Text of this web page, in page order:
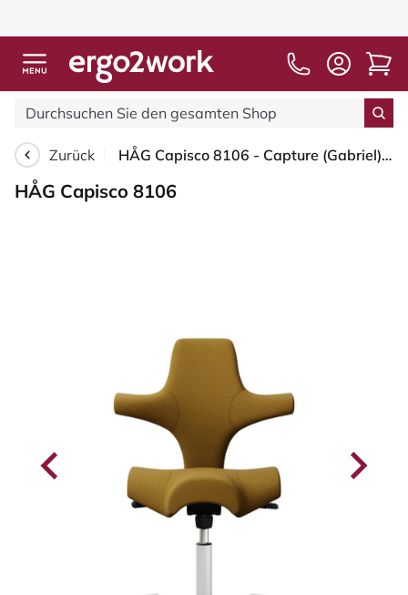
Zurück HÅG Capisco 8106 - Capture (Gabriel) - Wolle / Polyamid - CPT6401 - Ochre - Weiß - 150mm (Sitzhöhe 40-55cm) - Harte Rollen für weiche Böden
HÅG Capisco 8106